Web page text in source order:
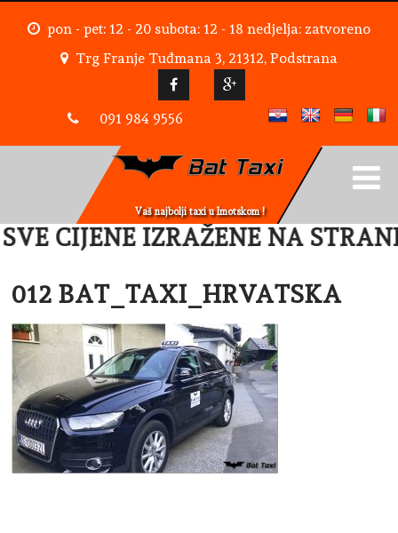
pon - pet: 12 - 20 subota: 12 - 18 nedjelja: zatvoreno
Trg Franje Tuđmana 3, 21312, Podstrana
091 984 9556
Vaš najbolji taxi u Imotskom !
CIJENE IZRAŽENE NA
012 BAT_TAXI_HRVATSKA